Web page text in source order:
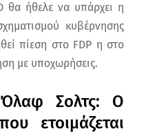
θα ήθελε να υπάρχει η
κυβέρνησης
πίεση στο FDP η στο
με υποχωρήσεις.
Σολτς: Ο
ετοιμάζεται